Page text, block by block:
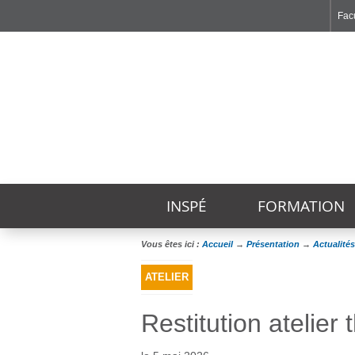
INSPÉ FORMATION
Vous êtes ici : Accueil→ Présentation→ Actualités
ATELIER
Restitution atelier